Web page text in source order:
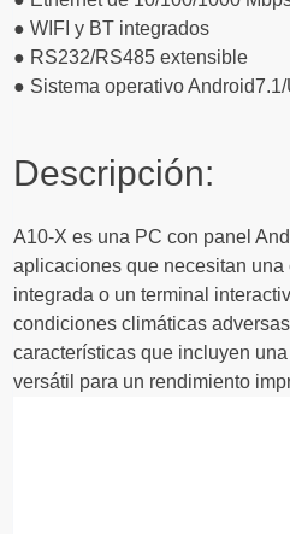
● WIFI y BT integrados
● RS232/RS485 extensible
● Sistema operativo
Descripción:
A10-X es una PC con panel
aplicaciones que necesitan
integrada o un terminal
condiciones climáticas
características que incluyen
versátil para un rendimiento